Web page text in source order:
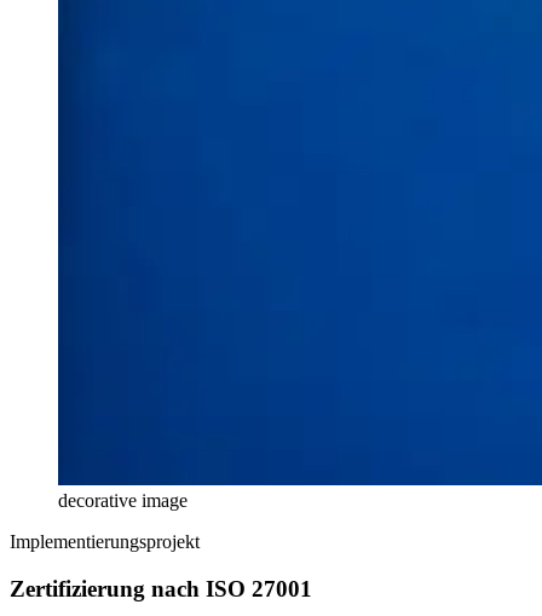
decorative image
Implementierungsprojekt
Zertifizierung nach ISO 27001